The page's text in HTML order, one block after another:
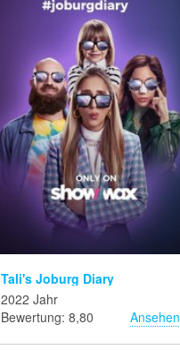
Tali's Joburg Diary
2022 Jahr
Bewertung: 8,80
Ansehen